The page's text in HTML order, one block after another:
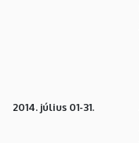
2014. július 01-31.